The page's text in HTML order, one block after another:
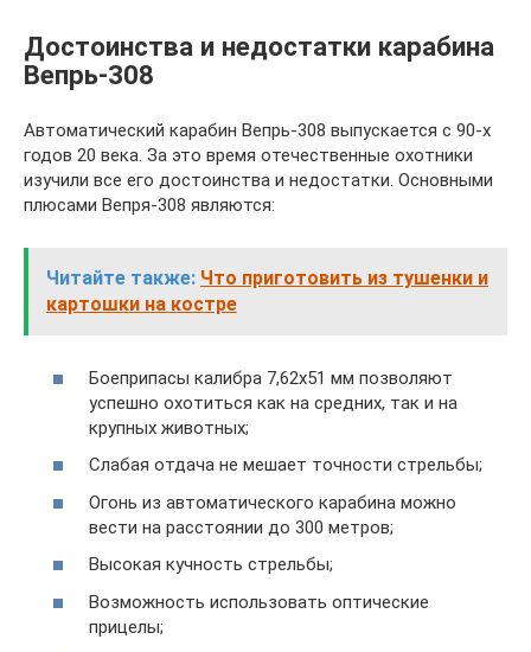
Достоинства и недостатки карабина
Вепрь-308
Автоматический карабин Вепрь-308 выпускается с 90-х
годов 20 века. За это время отечественные охотники
изучили все его достоинства и недостатки. Основными
плюсами Вепря-308 являются:
Читайте также: Что приготовить из тушенки и
картошки на костре
Боеприпасы калибра 7,62х51 мм позволяют
успешно охотиться как на средних, так и на
крупных животных;
Слабая отдача не мешает точности стрельбы;
Огонь из автоматического карабина можно
вести на расстоянии до 300 метров;
Высокая кучность стрельбы;
Возможность использовать оптические
прицелы;